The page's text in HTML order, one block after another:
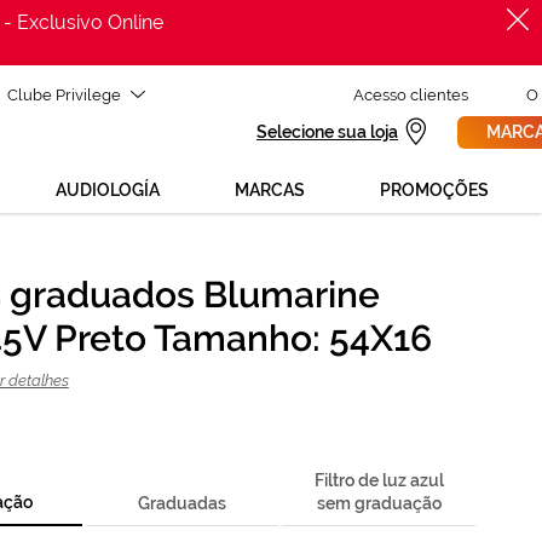
Exclusivo Online
Clube Privilege Acesso clientes O
Selecione sua loja
AUDIOLOGÍA MARCAS PROMOÇÕES
de ajuda para mudar os teus óculos?
para nós GRÁTIS no número 800 114 297
solicita uma
graduados Blumarine
Preto Tamanho: 54X16
detalhes
Graduadas
Filtro de luz azul
sem graduação